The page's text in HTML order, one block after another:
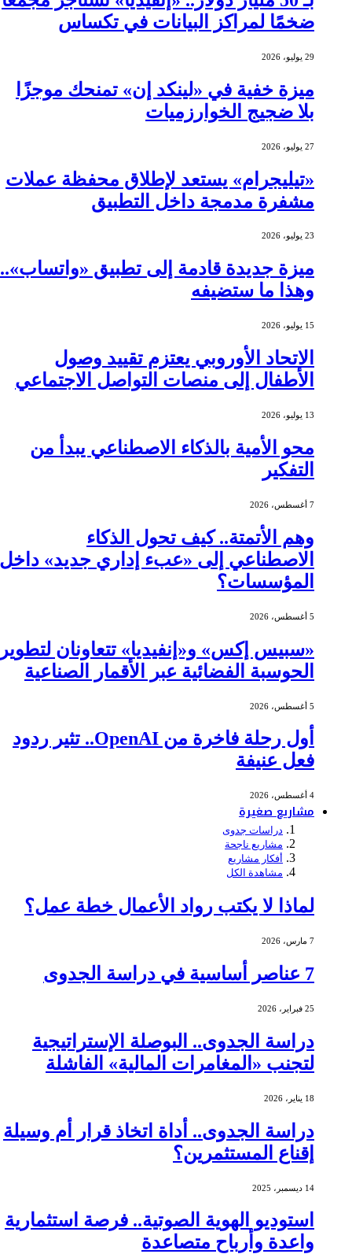
ضخمًا لمراكز البيانات في تكساس
29 يوليو، 2026
ميزة خفية في «لينكد إن» تمنحك موجزًا
بلا ضجيج الخوارزميات
27 يوليو، 2026
«تيليجرام» يستعد لإطلاق محفظة عملات
مشفرة مدمجة داخل التطبيق
23 يوليو، 2026
ميزة جديدة قادمة إلى تطبيق «واتساب»..
وهذا ما ستضيفه
15 يوليو، 2026
الاتحاد الأوروبي يعتزم تقييد وصول
الأطفال إلى منصات التواصل الاجتماعي
13 يوليو، 2026
محو الأمية بالذكاء الاصطناعي يبدأ من
التفكير
7 أغسطس، 2026
وهم الأتمتة.. كيف تحول الذكاء
الاصطناعي إلى «عبء إداري جديد» داخل
المؤسسات؟
5 أغسطس، 2026
«سبيس إكس» و«إنفيديا» تتعاونان لتطوير
الحوسبة الفضائية عبر الأقمار الصناعية
5 أغسطس، 2026
أول رحلة فاخرة من OpenAI.. تثير ردود
فعل عنيفة
4 أغسطس، 2026
مشاريع صغيرة
دراسات جدوى
مشاريع ناجحة
أفكار مشاريع
مشاهدة الكل
لماذا لا يكتب رواد الأعمال خطة عمل؟
7 مارس، 2026
7 عناصر أساسية في دراسة الجدوى
25 فبراير، 2026
دراسة الجدوى.. البوصلة الإستراتيجية
لتجنب «المغامرات المالية» الفاشلة
18 يناير، 2026
دراسة الجدوى.. أداة اتخاذ قرار أم وسيلة
إقناع المستثمرين؟
14 ديسمبر، 2025
استوديو الهوية الصوتية.. فرصة استثمارية
واعدة وأرباح متصاعدة